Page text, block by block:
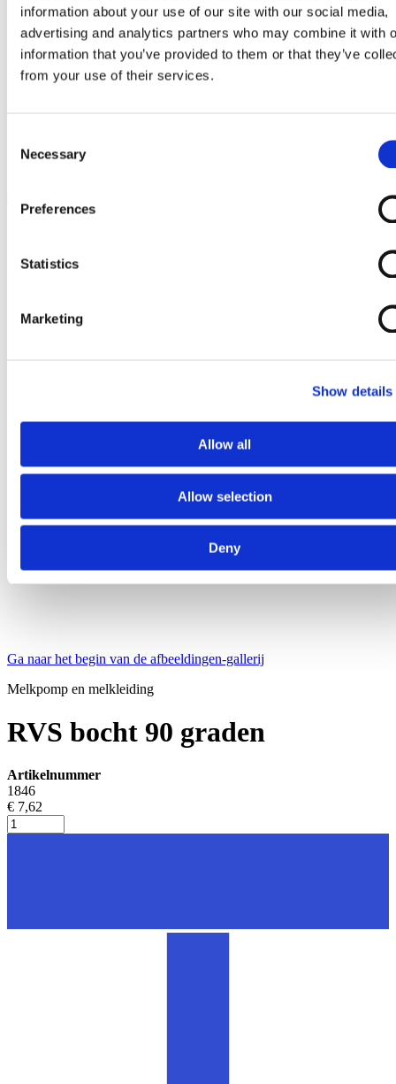
information about your use of our site with our social media,
advertising and analytics partners who may combine it with
information that you’ve provided to them or that they’ve
from your use of their services.
Selection
Necessary
Preferences
Statistics
Marketing
Show details
Allow all
Allow selection
Deny
Go to Stal benodigdheden
Koeborstel
Ambic onderdelen
Minimelkers
stalartikelen
Melkpomp en melkleiding
RVS bocht 90 graden
Ga naar het begin van de afbeeldingen-gallerij
Melkpomp en melkleiding
RVS bocht 90 graden
Artikelnummer
1846
€ 7,62